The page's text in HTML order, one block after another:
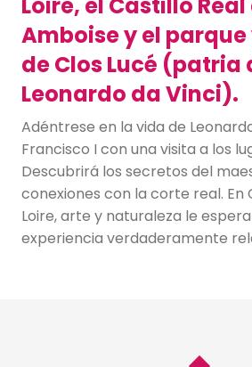
Amboise y el
de Clos Lucé (patria
Leonardo da Vinci).
Adéntrese en la vida de
Francisco I con una visita a los
Descubrirá los secretos del
conexiones con la corte real.
Loire, arte y naturaleza le
experiencia verdaderamente